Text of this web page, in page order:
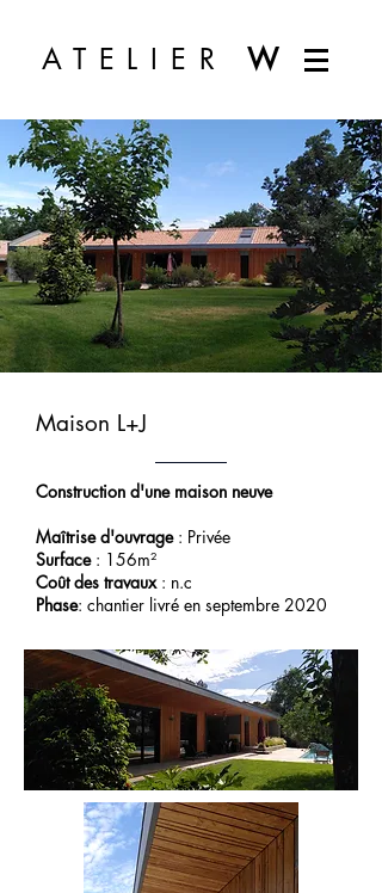
ATELIER W
Maison L+J
Construction d'une maison neuve
Maîtrise d'ouvrage: Privée
Surface: 156m²
Coût des travaux: n.c
Phase: chantier livré en septembre 2020